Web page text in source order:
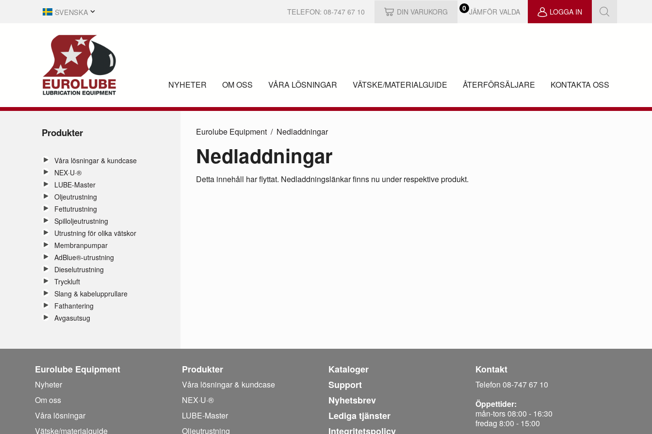
SVENSKA
TELEFON:08-747 67 10 DIN VARUKORG 0 JÄMFÖR VALDA LOGGA IN
NYHETER OM OSS VÅRA LÖSNINGAR VÄTSKE/MATERIALGUIDE ÅTERFÖRSÄLJARE KONTAKTA OSS
Produkter
Våra lösningar & kundcase
NEX·U·®
LUBE-Master
Oljeutrustning
Fettutrustning
Spilloljeutrustning
Utrustning för olika vätskor
Membranpumpar
AdBlue®-utrustning
Dieselutrustning
Tryckluft
Slang & kabelupprullare
Fathantering
Avgasutsug
Eurolube Equipment Nedladdningar
Nedladdningar
Detta innehåll har flyttat. Nedladdningslänkar finns nu under respektive produkt.
Eurolube Equipment
Nyheter
Om oss
Våra lösningar
Vätske/materialguide
Produkter
Våra lösningar & kundcase
NEX·U·®
LUBE-Master
Oljeutrustning
Kataloger
Support
Nyhetsbrev
Lediga tjänster
Integritetspolicy
Kontakt
Telefon 08-747 67 10
Öppettider:
mån-tors 08:00 - 16:30
fredag 8:00 - 15:00